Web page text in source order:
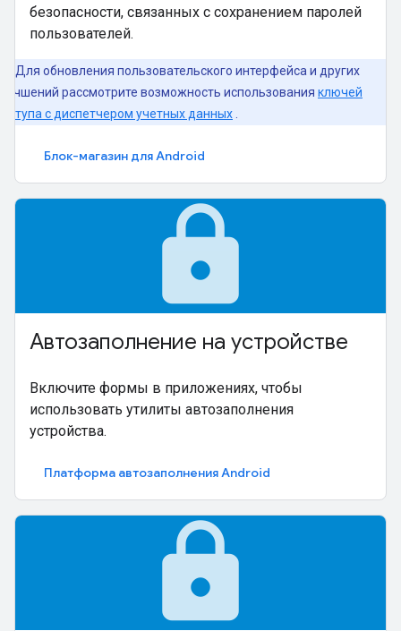
безопасности, связанных с сохранением паролей
пользователей.
Для обновления пользовательского интерфейса и других
рассмотрите возможность использования ключей
с диспетчером учетных данных
Блок-магазин для Android
lock
Автозаполнение на устройстве
Включите формы в приложениях, чтобы
использовать утилиты автозаполнения
устройства.
Платформа автозаполнения Android
lock